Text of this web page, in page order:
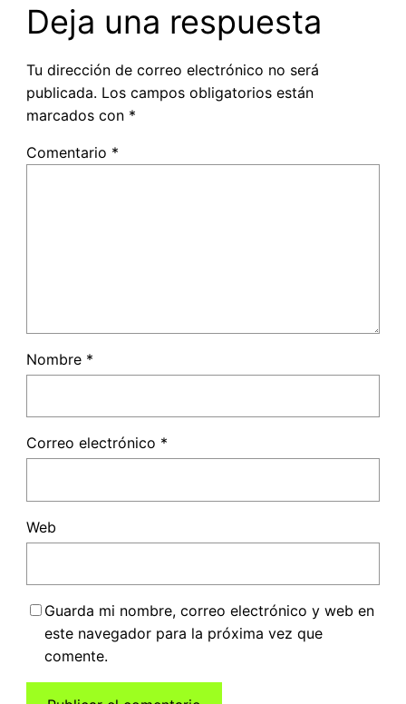
Deja una respuesta
Tu dirección de correo electrónico no será
publicada. Los campos obligatorios están
marcados con *
Comentario *
Nombre *
Correo electrónico *
Web
Guarda mi nombre, correo electrónico y web en
este navegador para la próxima vez que
comente.